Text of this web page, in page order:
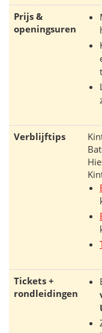
Prijs &
openingsuren
Verblijftips
Tickets +
rondleidingen